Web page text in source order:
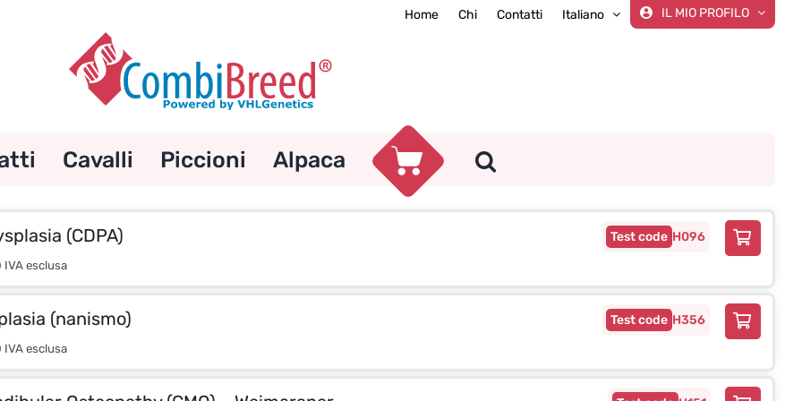
Home Chi Contatti Italiano IL MIO PROFILO
Cavalli Piccioni Alpaca
H096
(CDPA)
IVA esclusa
H356
(nanismo)
IVA esclusa